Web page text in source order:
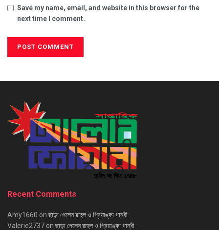
Save my name, email, and website in this browser for the
next time I comment.
Recent Comments
Amy1660 on ছাড়া পেলেন রাহুল ও প্রিয়াঙ্কা গান্ধী
Valerie2737 on ছাড়া পেলেন রাহুল ও প্রিয়াঙ্কা গান্ধী